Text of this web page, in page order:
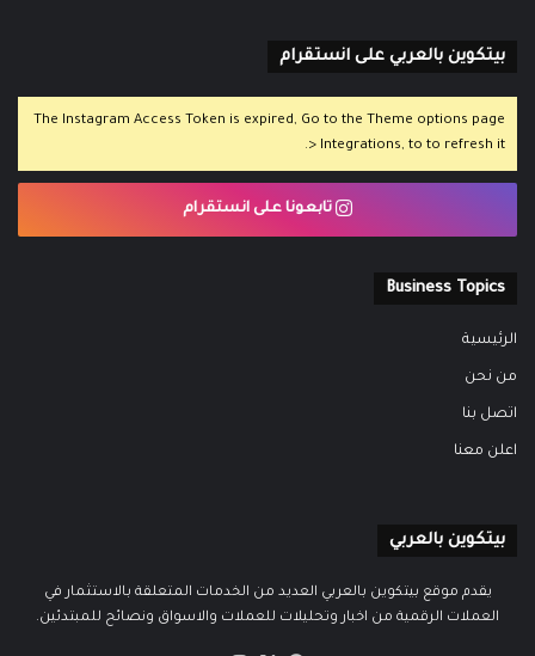
بيتكوين بالعربي على انستقرام
The Instagram Access Token is expired, Go to the Theme options page
> Integrations, to to refresh it.
تابعونا على انستقرام
Business Topics
الرئيسية
من نحن
اتصل بنا
اعلن معنا
بيتكوين بالعربي
يقدم موقع بيتكوين بالعربي العديد من الخدمات المتعلقة بالاستثمار في
العملات الرقمية من اخبار وتحليلات للعملات والاسواق ونصائح للمبتدئين.